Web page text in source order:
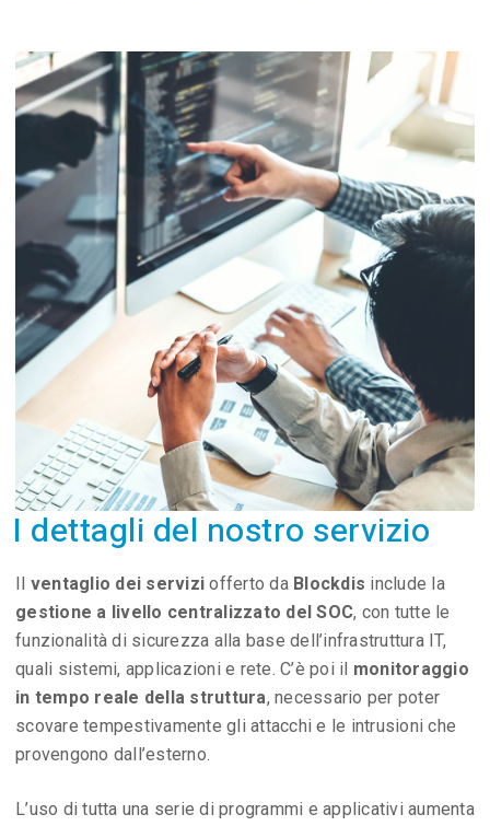
I dettagli del nostro servizio
ventaglio dei servizi offerto da Blockdis include la
gestione a livello centralizzato del SOC, con tutte le
funzionalità di sicurezza alla base dell’infrastruttura IT,
quali sistemi, applicazioni e rete. C’è poi il monitoraggio
in tempo reale della struttura, necessario per poter
scovare tempestivamente gli attacchi e le intrusioni che
provengono dall’esterno.
L’uso di tutta una serie di programmi e applicativi aumenta